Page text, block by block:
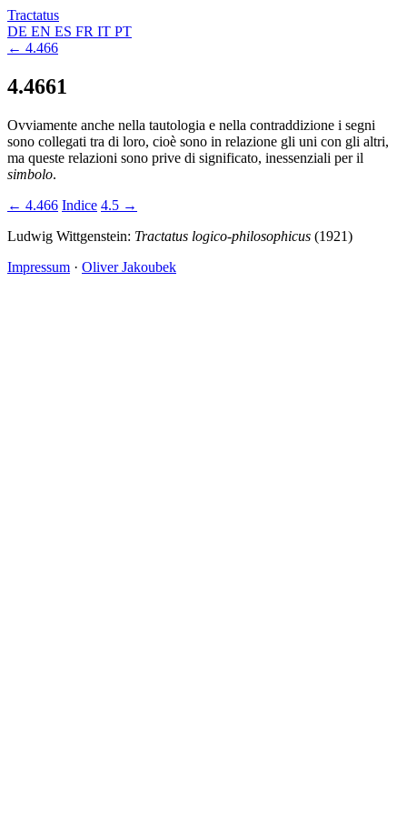
Tractatus
DE EN ES FR IT PT
← 4.466
4.4661
Ovviamente anche nella tautologia e nella contraddizione i segni
sono collegati tra di loro, cioè sono in relazione gli uni con gli altri,
ma queste relazioni sono prive di significato, inessenziali per il
simbolo.
← 4.466 Indice 4.5 →
Ludwig Wittgenstein: Tractatus logico-philosophicus (1921)
Impressum · Oliver Jakoubek